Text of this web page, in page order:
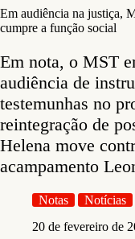
Em audiência na justiça,
cumpre a função social
Em nota, o MST
audiência de
testemunhas no
reintegração de
Helena move
acampamento
Notas
Notícias
20 de fevereiro de